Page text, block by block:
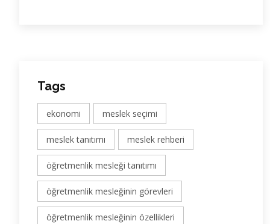
Tags
ekonomi meslek seçimi
meslek tanıtımı meslek rehberi
öğretmenlik mesleği tanıtımı
öğretmenlik mesleğinin görevleri
öğretmenlik mesleğinin özellikleri